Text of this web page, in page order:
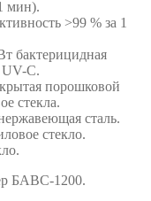
мин).
>99 % за 1
бактерицидная
UV-C.
порошковой
стекла.
сталь.
стекло.
БАВС-1200.